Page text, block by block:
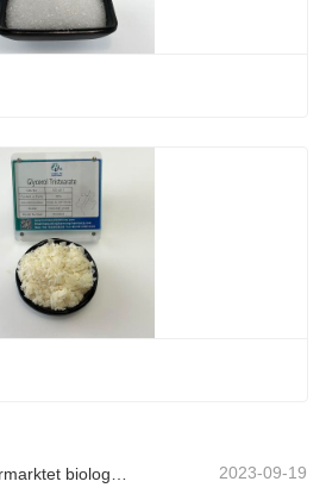
Harmony Chemical vermarktet biologisch abbaubares Mulchmaterial und fördert damit eine umweltfreundliche Entwicklung in der Landwirtschaft 2023-09-19